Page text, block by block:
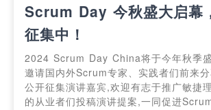
Scrum Day 今秋盛大启幕
征集中！
2024 Scrum Day China将于今年秋季
邀请国内外Scrum专家、实践者们前来
公开征集演讲嘉宾,欢迎有志于推广敏捷
的从业者们投稿演讲提案,一同促进